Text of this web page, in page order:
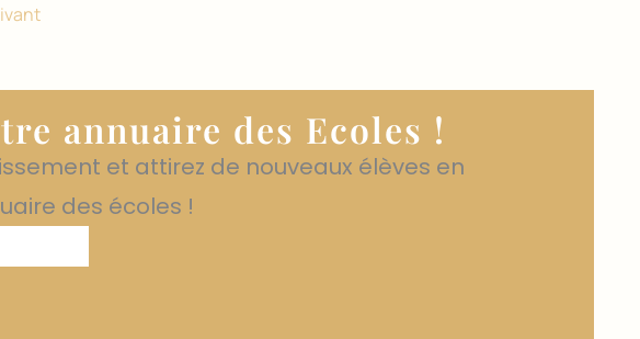
annuaire des Ecoles !
et attirez de nouveaux élèves en
des écoles !